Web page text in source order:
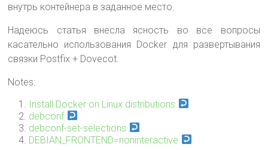
внутрь контейнера в заданное место.
Надеюсь статья внесла ясность во все вопросы
касательно использования Docker для развертывания
связки Postfix + Dovecot.
Notes:
Install Docker on Linux distributions
debconf
debconf-set-selections
DEBIAN_FRONTEND=noninteractive